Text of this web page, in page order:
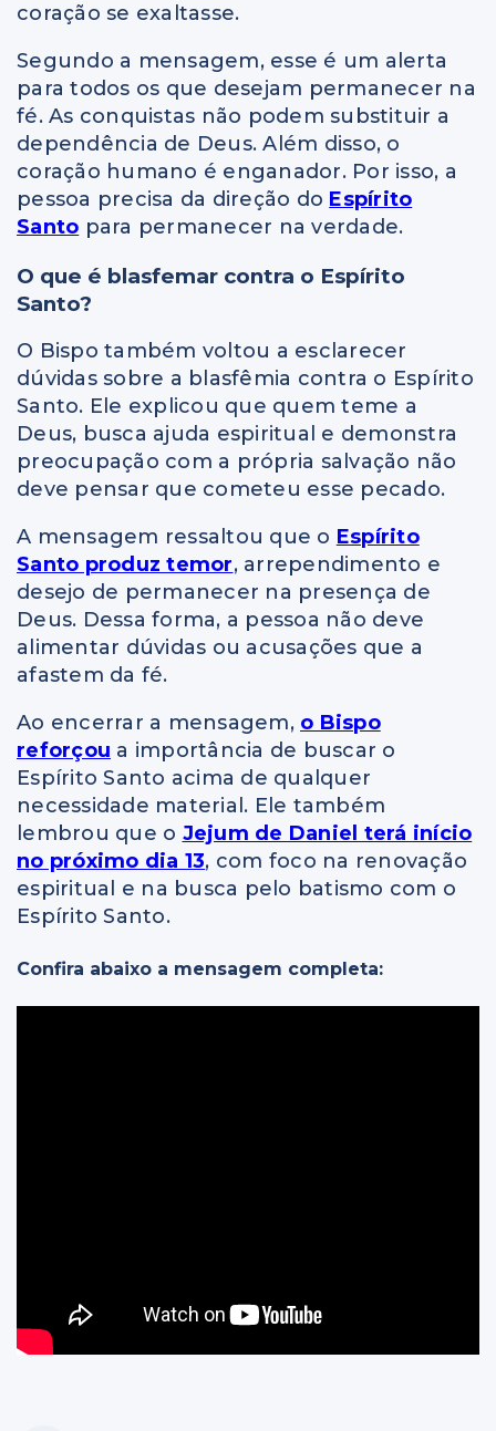
coração se exaltasse.
Segundo a mensagem, esse é um alerta
para todos os que desejam permanecer na
fé. As conquistas não podem substituir a
dependência de Deus. Além disso, o
coração humano é enganador. Por isso, a
pessoa precisa da direção do Espírito
Santo para permanecer na verdade.
O que é blasfemar contra o Espírito
Santo?
O Bispo também voltou a esclarecer
dúvidas sobre a blasfêmia contra o Espírito
Santo. Ele explicou que quem teme a
Deus, busca ajuda espiritual e demonstra
preocupação com a própria salvação não
deve pensar que cometeu esse pecado.
A mensagem ressaltou que o Espírito
Santo produz temor, arrependimento e
desejo de permanecer na presença de
Deus. Dessa forma, a pessoa não deve
alimentar dúvidas ou acusações que a
afastem da fé.
Ao encerrar a mensagem, o Bispo
reforçou a importância de buscar o
Espírito Santo acima de qualquer
necessidade material. Ele também
lembrou que o Jejum de Daniel terá início
no próximo dia 13, com foco na renovação
espiritual e na busca pelo batismo com o
Espírito Santo.
Confira abaixo a mensagem completa: